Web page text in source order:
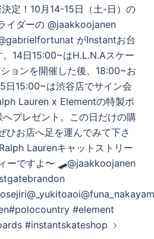
定！10月14-15日（土-日）の
イダーの @jaakkoojanen
がInstantお台
14日15:00~はH.L.N.Aスケー
ョンを開催した後、18:00~お
日15:00~は渋谷店でサイン会
Lauren x Elementの特製ポ
プレゼント。この日だけの購
ひお店へ足を運んでみて下さ
Laurenキャットストリー
ーですよ〜 🛹@jaakkoojanen
#element
#instantskateshop